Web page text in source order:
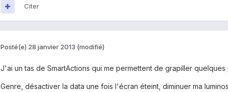
Citer
Posté(e) 28 janvier 2013 (modifié)
J'ai un tas de SmartActions qui me permettent de grapiller
Genre, désactiver la data une fois l'écran éteint, diminuer ma